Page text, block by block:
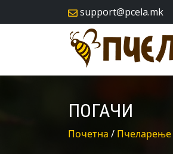
navigation
support@pcela.mk
ПОГАЧИ
Почетна / Пчеларење